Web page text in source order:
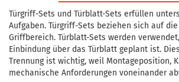
Türgriff-Sets und Türblatt-Sets erfüllen
Aufgaben. Türgriff-Sets beziehen sich auf
Griffbereich. Türblatt-Sets werden
Einbindung über das Türblatt geplant ist.
Trennung ist wichtig, weil Montageposition,
mechanische Anforderungen voneinander